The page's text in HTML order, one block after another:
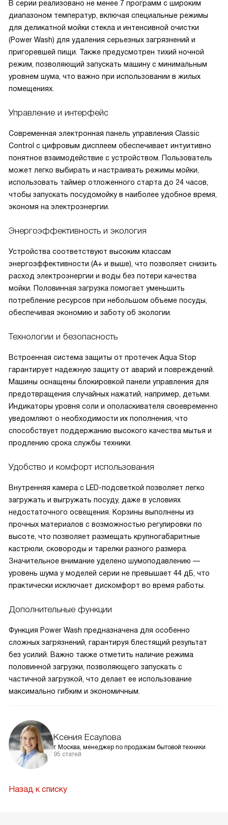
В серии реализовано не менее 7 программ с широким
диапазоном температур, включая специальные режимы
для деликатной мойки стекла и интенсивной очистки
(Power Wash) для удаления серьезных загрязнений и
пригоревшей пищи. Также предусмотрен тихий ночной
режим, позволяющий запускать машину с минимальным
уровнем шума, что важно при использовании в жилых
помещениях.
Управление и интерфейс
Современная электронная панель управления Classic
Control с цифровым дисплеем обеспечивает интуитивно
понятное взаимодействие с устройством. Пользователь
может легко выбирать и настраивать режимы мойки,
использовать таймер отложенного старта до 24 часов,
чтобы запускать посудомойку в наиболее удобное время,
экономя на электроэнергии.
Энергоэффективность и экология
Устройства соответствуют высоким классам
энергоэффективности (A+ и выше), что позволяет снизить
расход электроэнергии и воды без потери качества
мойки. Половинная загрузка помогает уменьшить
потребление ресурсов при небольшом объеме посуды,
обеспечивая экономию и заботу об экологии.
Технологии и безопасность
Встроенная система защиты от протечек Aqua Stop
гарантирует надежную защиту от аварий и повреждений.
Машины оснащены блокировкой панели управления для
предотвращения случайных нажатий, например, детьми.
Индикаторы уровня соли и ополаскивателя своевременно
уведомляют о необходимости их пополнения, что
способствует поддержанию высокого качества мытья и
продлению срока службы техники.
Удобство и комфорт использования
Внутренняя камера с LED-подсветкой позволяет легко
загружать и выгружать посуду, даже в условиях
недостаточного освещения. Корзины выполнены из
прочных материалов с возможностью регулировки по
высоте, что позволяет размещать крупногабаритные
кастрюли, сковороды и тарелки разного размера.
Значительное внимание уделено шумоподавлению —
уровень шума у моделей серии не превышает 44 дБ, что
практически исключает дискомфорт во время работы.
Дополнительные функции
Функция Power Wash предназначена для особенно
сложных загрязнений, гарантируя блестящий результат
без усилий. Важно также отметить наличие режима
половинной загрузки, позволяющего запускать с
частичной загрузкой, что делает ее использование
максимально гибким и экономичным.
Ксения Есаулова
г. Москва, менеджер по продажам бытовой техники
95 статей
Назад к списку